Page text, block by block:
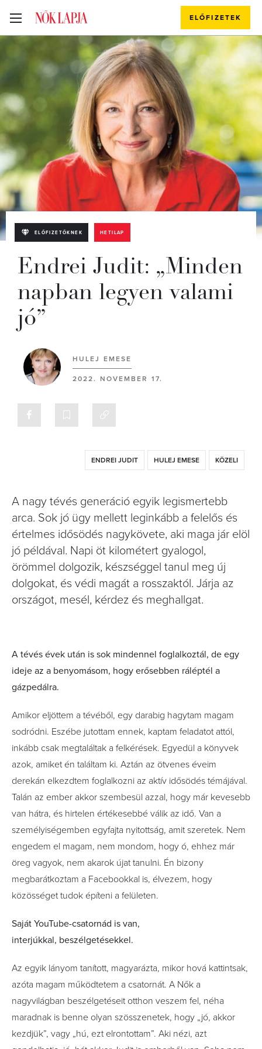
ELŐFIZETEK
ELŐFIZETŐKNEK HETILAP
Endrei Judit: „Minden
napban legyen valami
jó”
HULEJ EMESE
2022. NOVEMBER 17.
ENDREI JUDIT HULEJ EMESE KÖZELI
A nagy tévés generáció egyik legismertebb
arca. Sok jó ügy mellett leginkább a felelős és
értelmes idősödés nagykövete, aki maga jár elöl
jó példával. Napi öt kilométert gyalogol,
örömmel dolgozik, készséggel tanul meg új
dolgokat, és védi magát a rosszaktól. Járja az
országot, mesél, kérdez és meghallgat.
A tévés évek után is sok mindennel foglalkoztál, de egy
ideje az a benyomásom, hogy erősebben ráléptél a
gázpedálra.
Amikor eljöttem a tévéből, egy darabig hagytam magam
sodródni. Eszébe jutottam ennek, kaptam feladatot attól,
inkább csak megtaláltak a felkérések. Egyedül a könyvek
azok, amiket én találtam ki. Aztán az ötvenes éveim
derekán elkezdtem foglalkozni az aktív idősödés témájával.
Talán az ember akkor szembesül azzal, hogy már kevesebb
van hátra, és hirtelen értékesebbé válik az idő. Van a
személyiségemben egyfajta nyitottság, amit szeretek. Nem
engedem el magam, nem mondom, hogy ó, ehhez már
öreg vagyok, nem akarok újat tanulni. Én bizony
megbarátkoztam a Facebookkal is, élvezem, hogy
közösséget tudok építeni a felületen.
Saját YouTube-csatornád is van,
interjúkkal, beszélgetésekkel.
Az egyik lányom tanított, magyarázta, mikor hová kattintsak,
azóta magam működtetem a csatornát. A Nők a
nagyvilágban beszélgetéseit otthon veszem fel, néha
maradnak is benne olyan szösszenetek, hogy „jó, akkor
kezdjük”, vagy „hú, ezt elrontottam”. Aki nézi, azt